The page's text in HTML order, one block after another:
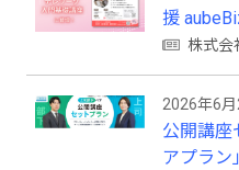
援 aubeBiz 「テレワーク入門基
座」に登
株式会
2026年6月
公開講座
アプラン